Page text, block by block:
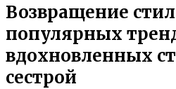
Возвращение
популярных
вдохновленных
сестрой